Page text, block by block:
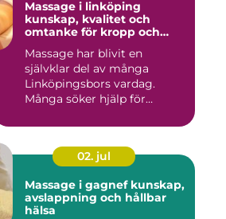
Massage i linköping
kunskap, kvalitet och
omtanke för kropp och
Massage har blivit en
självklar del av många
Linköpingsbors vardag.
Många söker hjälp för
02. jul
Massage i gagnef kunskap,
avslappning och hållbar
hälsa